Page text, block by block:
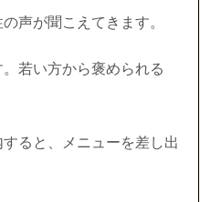
声が聞こえてきます。
若い方から褒められる
ると、メニューを差し出